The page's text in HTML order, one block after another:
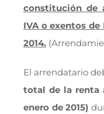
constitución de
IVA o exentos de
2014.
El arrendatario
total de la renta
enero de 2015)